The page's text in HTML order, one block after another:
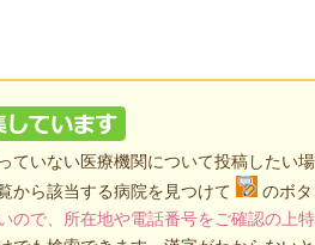
ていない医療機関について投稿したい
から該当する病院を見つけて
のボタ
ので、所在地や電話番号をご確認の上特